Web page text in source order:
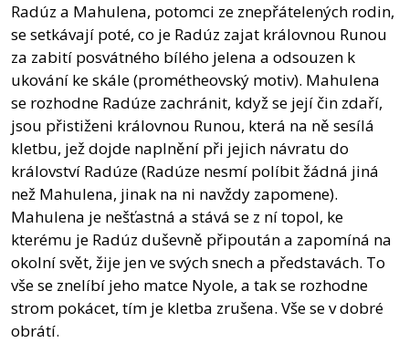
Radúz a Mahulena, potomci ze znepřátelených rodin,
se setkávají poté, co je Radúz zajat královnou Runou
za zabití posvátného bílého jelena a odsouzen k
ukování ke skále (prométheovský motiv). Mahulena
se rozhodne Radúze zachránit, když se její čin zdaří,
jsou přistiženi královnou Runou, která na ně sesílá
kletbu, jež dojde naplnění při jejich návratu do
království Radúze (Radúze nesmí políbit žádná jiná
než Mahulena, jinak na ni navždy zapomene).
Mahulena je nešťastná a stává se z ní topol, ke
kterému je Radúz duševně připoután a zapomíná na
okolní svět, žije jen ve svých snech a představách. To
vše se znelíbí jeho matce Nyole, a tak se rozhodne
strom pokácet, tím je kletba zrušena. Vše se v dobré
obrátí.